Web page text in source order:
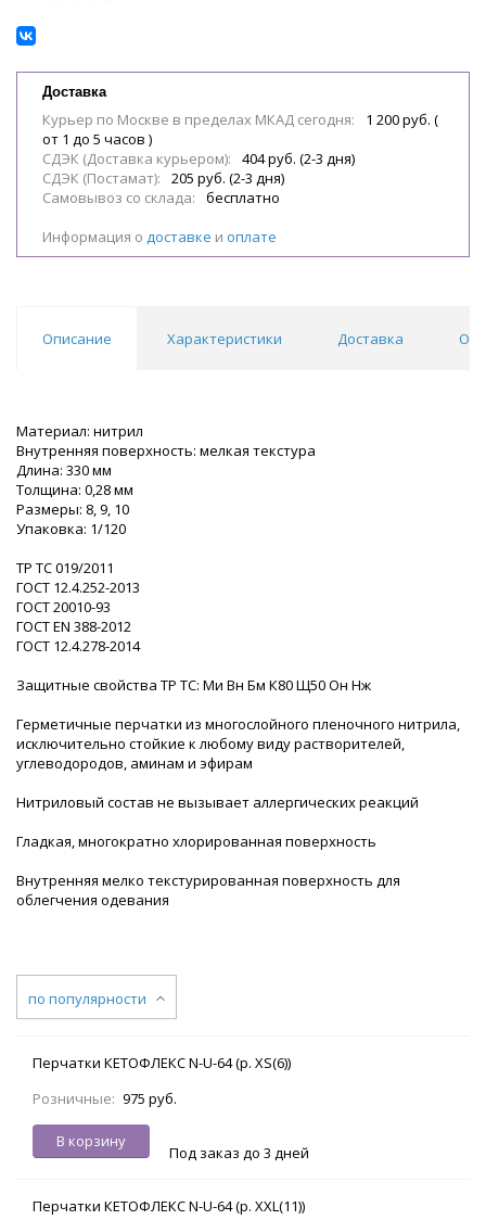
Доставка
Курьер по Москве в пределах МКАД сегодня:
1 200 руб. (
от 1 до 5 часов )
СДЭК (Доставка курьером):
404 руб. (2-3 дня)
СДЭК (Постамат):
205 руб. (2-3 дня)
Самовывоз со склада:
бесплатно
Информация о доставке и оплате
Описание Характеристики Доставка
Материал: нитрил
Внутренняя поверхность: мелкая текстура
Длина: 330 мм
Толщина: 0,28 мм
Размеры: 8, 9, 10
Упаковка: 1/120
ТР ТС 019/2011
ГОСТ 12.4.252-2013
ГОСТ 20010-93
ГОСТ ЕN 388-2012
ГОСТ 12.4.278-2014
Защитные свойства ТР ТС: Ми Вн Бм К80 Щ50 Он Нж
Герметичные перчатки из многослойного пленочного нитрила,
исключительно стойкие к любому виду растворителей,
углеводородов, аминам и эфирам
Нитриловый состав не вызывает аллергических реакций
Гладкая, многократно хлорированная поверхность
Внутренняя мелко текстурированная поверхность для
облегчения одевания
по популярности
Перчатки КЕТОФЛЕКС N-U-64 (р. XS(6))
Розничные: 975 руб.
В корзину
Под заказ до 3 дней
Перчатки КЕТОФЛЕКС N-U-64 (р. XXL(11))